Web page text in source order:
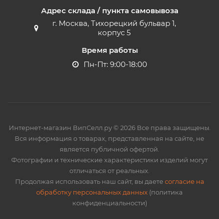
Адрес склада / пункта самовывоза
г. Москва, Тихорецкий бульвар 1,
корпус 5
Время работы
Пн-Пт: 9:00-18:00
Интернет-магазин ВипСелл.ру © 2026 Все права защищены.
Вся информация о товарах, представленная на сайте, не
является публичной офертой.
Фотографии и технические характеристики изделий могут
отличаться от реальных.
Продолжая использовать наш сайт, вы даетесогласие на
обработку персональных данных (политика
конфиденциальности)